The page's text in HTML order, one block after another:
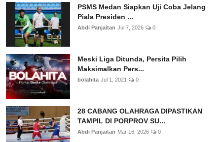
PSMS Medan Siapkan Uji Coba Jelang
Piala Presiden ...
Abdi Panjaitan Jul 7, 2026 0
Meski Liga Ditunda, Persita Pilih
Maksimalkan Pers...
bolahita Jul 1, 2021 0
28 CABANG OLAHRAGA DIPASTIKAN
TAMPIL DI PORPROV SU...
Abdi Panjaitan Mar 16, 2026 0